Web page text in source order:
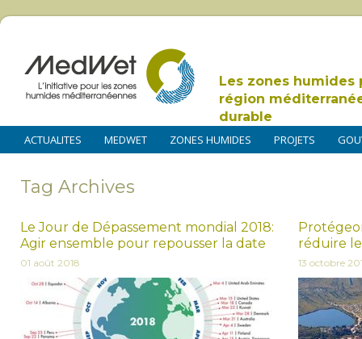
Les zones humides
région
durable
ACTUALITES MEDWET ZONES HUMIDES PROJETS
Tag Archives
Le Jour de Dépassement mondial 2018:
Agir ensemble pour repousser la date
01 août 2018
réduire
13 octobre